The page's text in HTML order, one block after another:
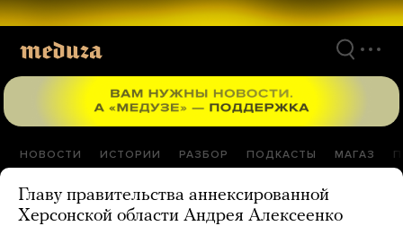
НОВОСТИ ИСТОРИИ РАЗБОР ПОДКАСТЫ МАГАЗ
Главу правительства аннексированной
Херсонской области Андрея Алексеенко